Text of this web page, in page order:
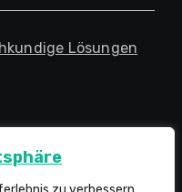
Lösungen